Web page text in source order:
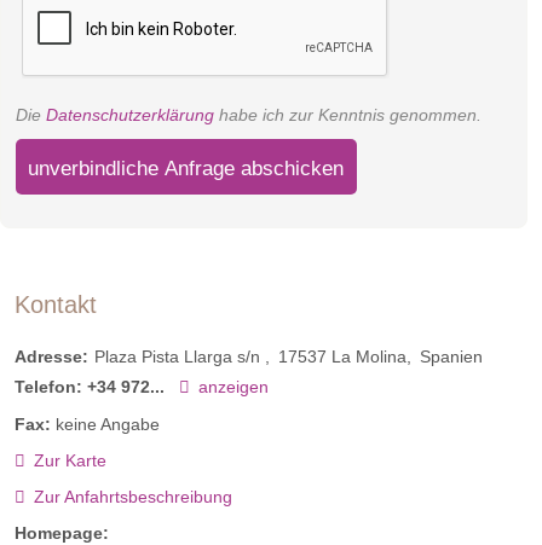
Die Datenschutzerklärung habe ich zur Kenntnis genommen.
unverbindliche Anfrage abschicken
Kontakt
Adresse: Plaza Pista Llarga s/n 17537 La Molina
Spanien
Telefon: +34 972...
anzeigen
Fax: keine Angabe
Zur Karte
Zur Anfahrtsbeschreibung
Homepage: